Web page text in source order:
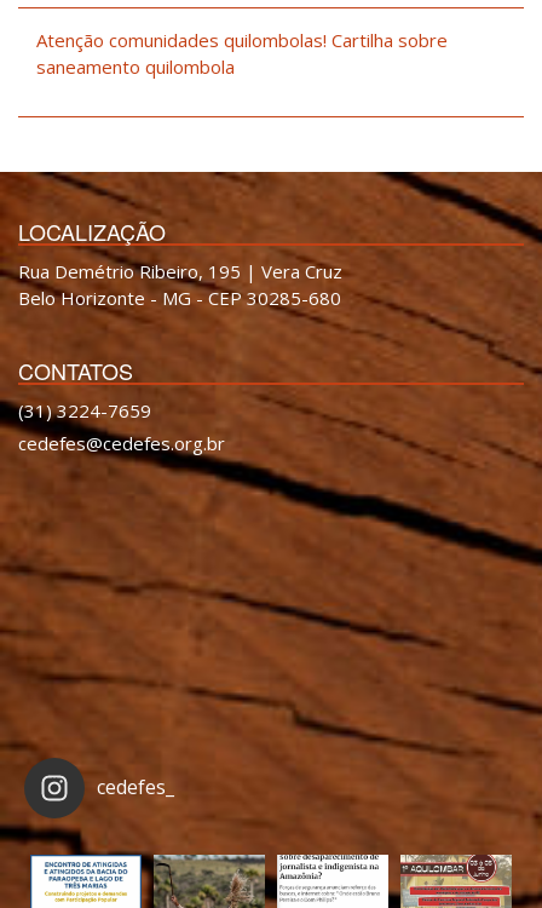
Atenção comunidades quilombolas! Cartilha sobre
saneamento quilombola
LOCALIZAÇÃO
Rua Demétrio Ribeiro, 195 | Vera Cruz
Belo Horizonte - MG - CEP 30285-680
CONTATOS
(31) 3224-7659
cedefes@cedefes.org.br
cedefes_